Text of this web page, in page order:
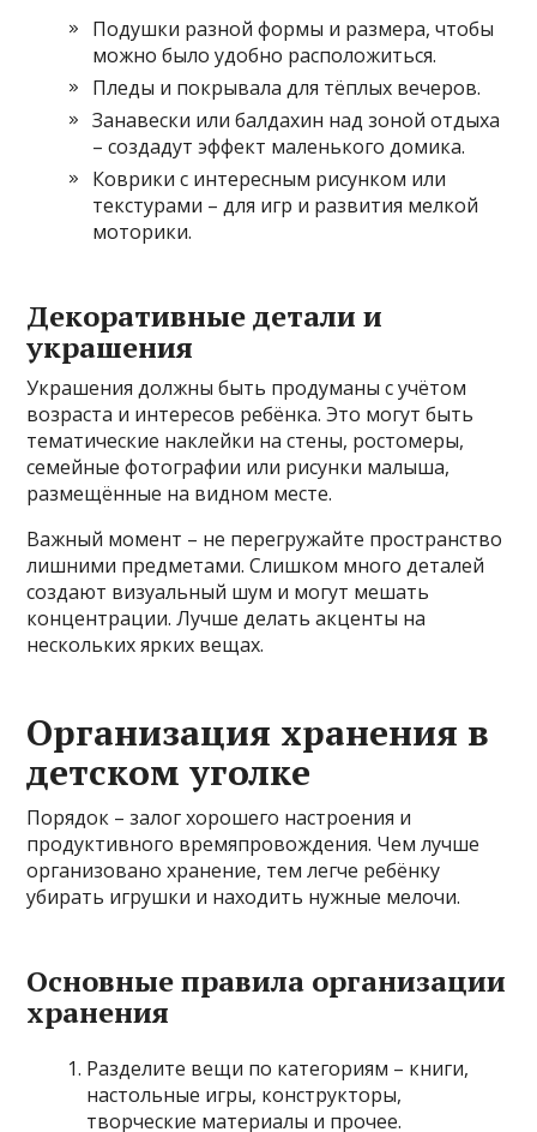
Подушки разной формы и размера, чтобы
можно было удобно расположиться.
Пледы и покрывала для тёплых вечеров.
Занавески или балдахин над зоной отдыха
– создадут эффект маленького домика.
Коврики с интересным рисунком или
текстурами – для игр и развития мелкой
моторики.
Декоративные детали и
украшения
Украшения должны быть продуманы с учётом
возраста и интересов ребёнка. Это могут быть
тематические наклейки на стены, ростомеры,
семейные фотографии или рисунки малыша,
размещённые на видном месте.
Важный момент – не перегружайте пространство
лишними предметами. Слишком много деталей
создают визуальный шум и могут мешать
концентрации. Лучше делать акценты на
нескольких ярких вещах.
Организация хранения в
детском уголке
Порядок – залог хорошего настроения и
продуктивного времяпровождения. Чем лучше
организовано хранение, тем легче ребёнку
убирать игрушки и находить нужные мелочи.
Основные правила организации
хранения
Разделите вещи по категориям – книги,
настольные игры, конструкторы,
творческие материалы и прочее.